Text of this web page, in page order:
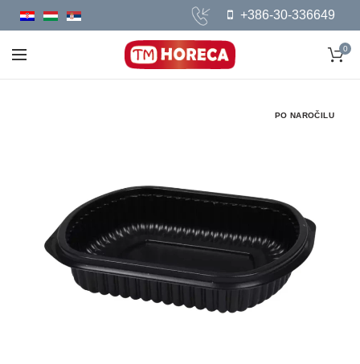
+386-30-336649
0
PO NAROČILU